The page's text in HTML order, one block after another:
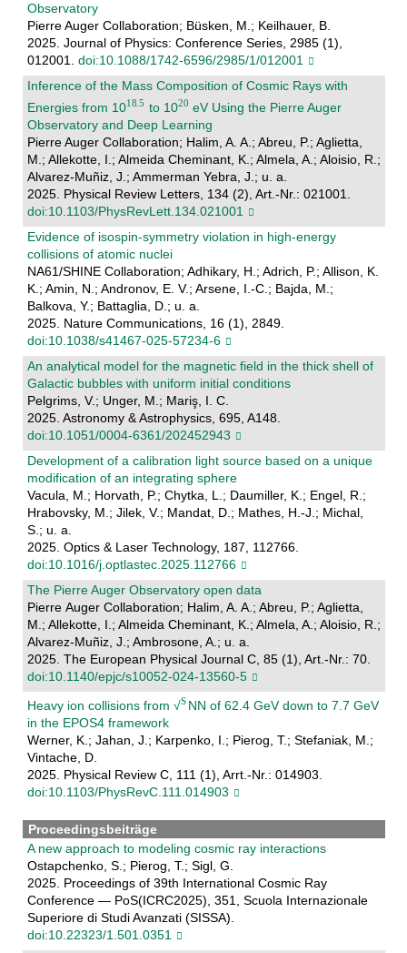
Observatory
Pierre Auger Collaboration; Büsken, M.; Keilhauer, B.
2025. Journal of Physics: Conference Series, 2985 (1),
012001. doi:10.1088/1742-6596/2985/1/012001
Inference of the Mass Composition of Cosmic Rays with
Energies from 10
to 10
eV Using the Pierre Auger
Observatory and Deep Learning
Pierre Auger Collaboration; Halim, A. A.; Abreu, P.; Aglietta,
M.; Allekotte, I.; Almeida Cheminant, K.; Almela, A.; Aloisio, R.;
Alvarez-Muñiz, J.; Ammerman Yebra, J.; u. a.
2025. Physical Review Letters, 134 (2), Art.-Nr.: 021001.
doi:10.1103/PhysRevLett.134.021001
Evidence of isospin-symmetry violation in high-energy
collisions of atomic nuclei
NA61/SHINE Collaboration; Adhikary, H.; Adrich, P.; Allison, K.
K.; Amin, N.; Andronov, E. V.; Arsene, I.-C.; Bajda, M.;
Balkova, Y.; Battaglia, D.; u. a.
2025. Nature Communications, 16 (1), 2849.
doi:10.1038/s41467-025-57234-6
An analytical model for the magnetic field in the thick shell of
Galactic bubbles with uniform initial conditions
Pelgrims, V.; Unger, M.; Mariş, I. C.
2025. Astronomy & Astrophysics, 695, A148.
doi:10.1051/0004-6361/202452943
Development of a calibration light source based on a unique
modification of an integrating sphere
Vacula, M.; Horvath, P.; Chytka, L.; Daumiller, K.; Engel, R.;
Hrabovsky, M.; Jilek, V.; Mandat, D.; Mathes, H.-J.; Michal,
S.; u. a.
2025. Optics & Laser Technology, 187, 112766.
doi:10.1016/j.optlastec.2025.112766
The Pierre Auger Observatory open data
Pierre Auger Collaboration; Halim, A. A.; Abreu, P.; Aglietta,
M.; Allekotte, I.; Almeida Cheminant, K.; Almela, A.; Aloisio, R.;
Alvarez-Muñiz, J.; Ambrosone, A.; u. a.
2025. The European Physical Journal C, 85 (1), Art.-Nr.: 70.
doi:10.1140/epjc/s10052-024-13560-5
Heavy ion collisions from √ NN of 62.4 GeV down to 7.7 GeV
in the EPOS4 framework
Werner, K.; Jahan, J.; Karpenko, I.; Pierog, T.; Stefaniak, M.;
Vintache, D.
2025. Physical Review C, 111 (1), Arrt.-Nr.: 014903.
doi:10.1103/PhysRevC.111.014903
Proceedingsbeiträge
A new approach to modeling cosmic ray interactions
Ostapchenko, S.; Pierog, T.; Sigl, G.
2025. Proceedings of 39th International Cosmic Ray
Conference — PoS(ICRC2025), 351, Scuola Internazionale
Superiore di Studi Avanzati (SISSA).
doi:10.22323/1.501.0351